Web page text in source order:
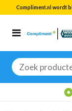
Compliment.nl wordt
Zoeken
naar: